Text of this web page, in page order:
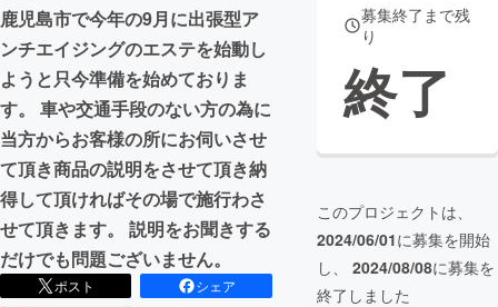
鹿児島市で今年の9月に出張型ア
ンチエイジングのエステを始動し
ようと只今準備を始めておりま
す。 車や交通手段のない方の為に
当方からお客様の所にお伺いさせ
て頂き商品の説明をさせて頂き納
得して頂ければその場で施行わさ
せて頂きます。 説明をお聞きする
だけでも問題ございません。
ポスト
シェア
募集終了まで残
り
終了
このプロジェクトは、
2024/06/01に募集を開始
し、 2024/08/08に募集を
終了しました